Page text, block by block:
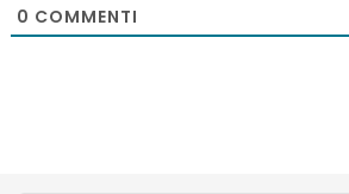
0 COMMENTI